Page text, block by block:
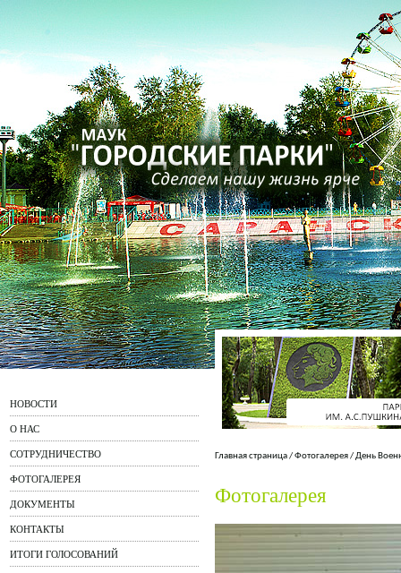
НОВОСТИ
О НАС
СОТРУДНИЧЕСТВО
ФОТОГАЛЕРЕЯ
ДОКУМЕНТЫ
КОНТАКТЫ
ИТОГИ ГОЛОСОВАНИЙ
Главная страница/Фотогалерея/День
Фотогалерея